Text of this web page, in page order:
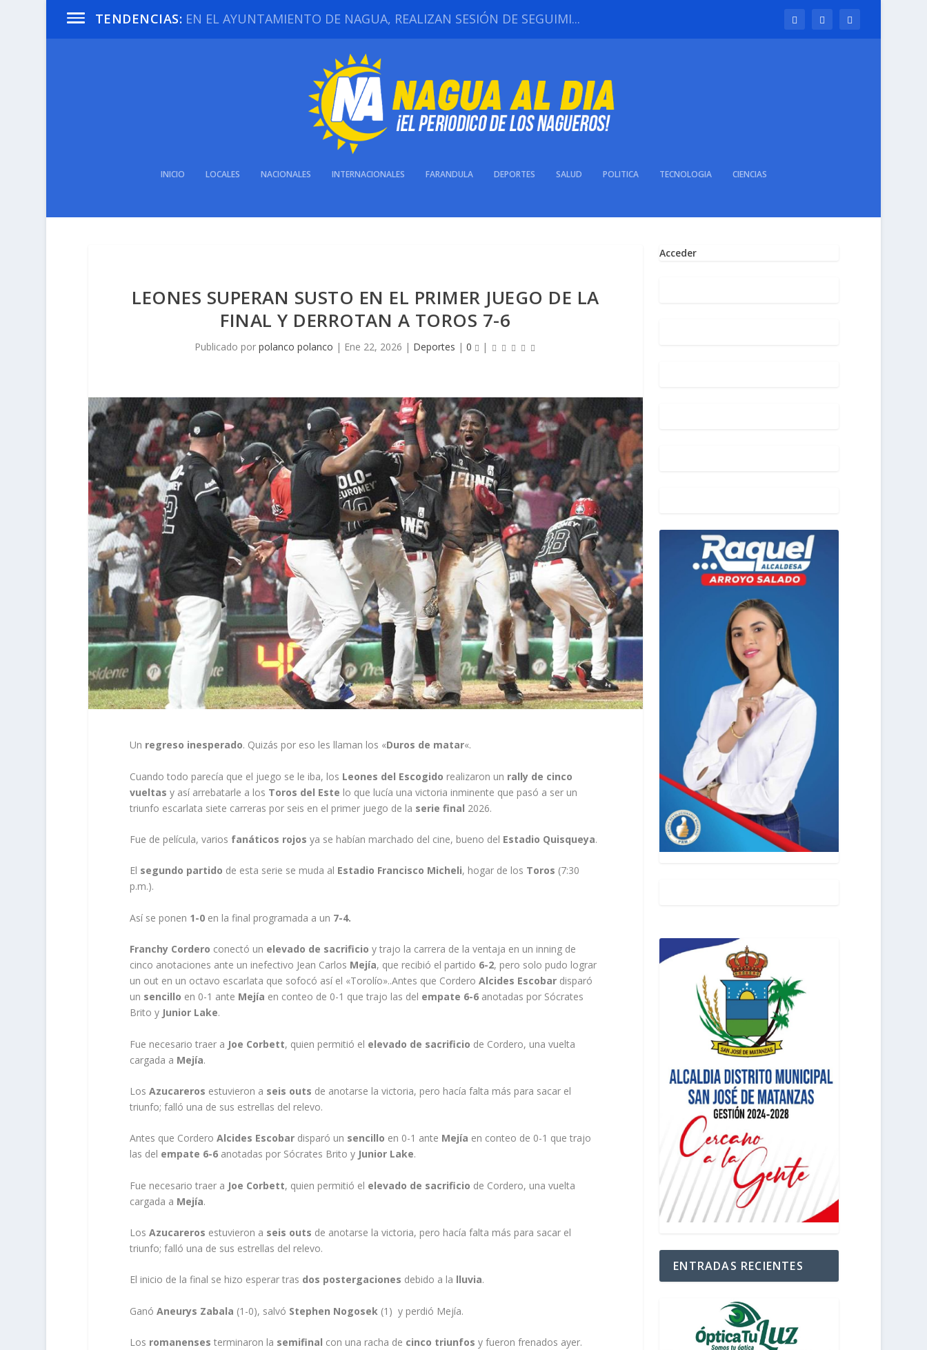
TENDENCIAS: EN EL AYUNTAMIENTO DE NAGUA, REALIZAN SESIÓN DE SEGUIMI...
INICIO LOCALES NACIONALES INTERNACIONALES FARANDULA DEPORTES SALUD POLITICA TECNOLOGIA CIENCIAS
LEONES SUPERAN SUSTO EN EL PRIMER JUEGO DE LA
FINAL Y DERROTAN A TOROS 7-6
Publicado porpolanco polanco | Ene 22, 2026 | Deportes |0 |
Un regreso inesperado. Quizás por eso les llaman los «Duros de matar«.
Cuando todo parecía que el juego se le iba, los Leones del Escogido realizaron un rally de cinco
vueltas y así arrebatarle a los Toros del Este lo que lucía una victoria inminente que pasó a ser un
triunfo escarlata siete carreras por seis en el primer juego de la serie final 2026.
Fue de película, varios fanáticos rojos ya se habían marchado del cine, bueno del Estadio Quisqueya.
El segundo partido de esta serie se muda al Estadio Francisco Micheli, hogar de los Toros (7:30
p.m.).
Así se ponen 1-0en la final programada a un 7-4.
Franchy Cordero conectó un elevado de sacrificio y trajo la carrera de la ventaja en un inning de
cinco anotaciones ante un inefectivo Jean Carlos Mejía, que recibió el partido 6-2, pero solo pudo lograr
un out en un octavo escarlata que sofocó así el «Torolío»..Antes que Cordero Alcides Escobardisparó
un sencillo en 0-1 ante Mejía en conteo de 0-1 que trajo las del empate 6-6anotadas por Sócrates
Brito y Junior Lake.
Fue necesario traer a Joe Corbett, quien permitió el elevado de sacrificio de Cordero, una vuelta
cargada a Mejía.
Los Azucareros estuvieron a seis outs de anotarse la victoria, pero hacía falta más para sacar el
triunfo; falló una de sus estrellas del relevo.
Antes que Cordero Alcides Escobardisparó un sencillo en 0-1 ante Mejía en conteo de 0-1 que trajo
las del empate 6-6anotadas por Sócrates Brito y Junior Lake.
Fue necesario traer a Joe Corbett, quien permitió el elevado de sacrificio de Cordero, una vuelta
cargada a Mejía.
Los Azucareros estuvieron a seis outs de anotarse la victoria, pero hacía falta más para sacar el
triunfo; falló una de sus estrellas del relevo.
El inicio de la final se hizo esperar tras dos postergaciones debido a la lluvia.
Ganó Aneurys Zabala (1-0), salvó Stephen Nogosek (1) y perdió Mejía.
Los romanenses terminaron la semifinal con una racha de cinco triunfos y fueron frenados ayer.
Acceder
ENTRADAS RECIENTES